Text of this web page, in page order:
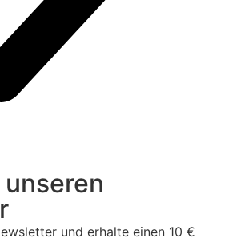
und erhalte einen 10 €